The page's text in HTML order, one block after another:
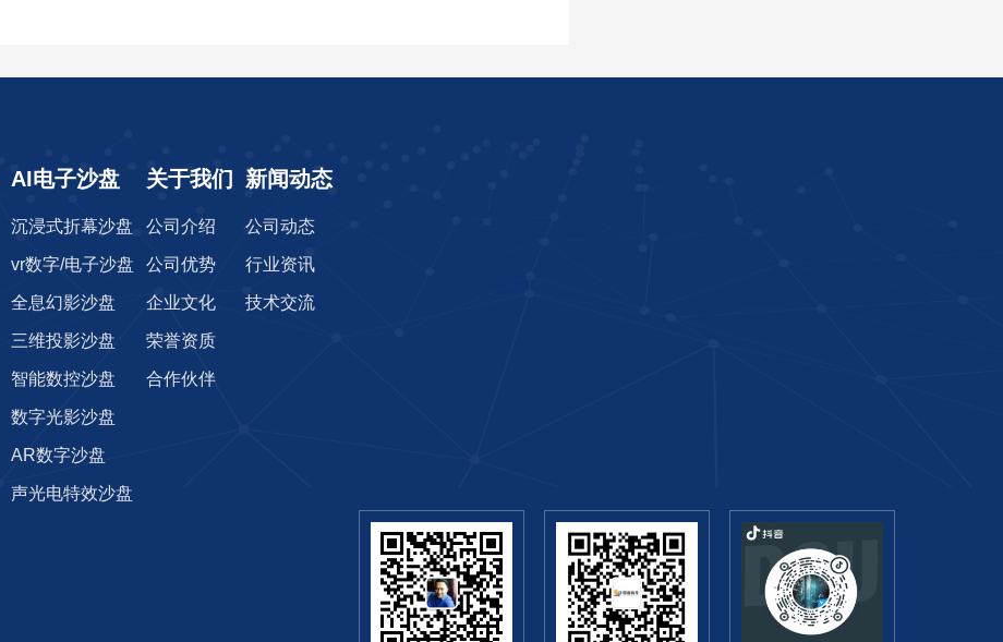
AI电子沙盘
沉浸式折幕沙盘
vr数字/电子沙盘
全息幻影沙盘
三维投影沙盘
智能数控沙盘
数字光影沙盘
AR数字沙盘
声光电特效沙盘‌
关于我们
公司介绍
公司优势
企业文化
荣誉资质
合作伙伴
新闻动态
公司动态
行业资讯
技术交流